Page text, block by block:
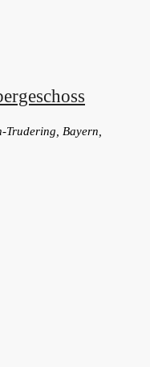
Trudering, Bayern,